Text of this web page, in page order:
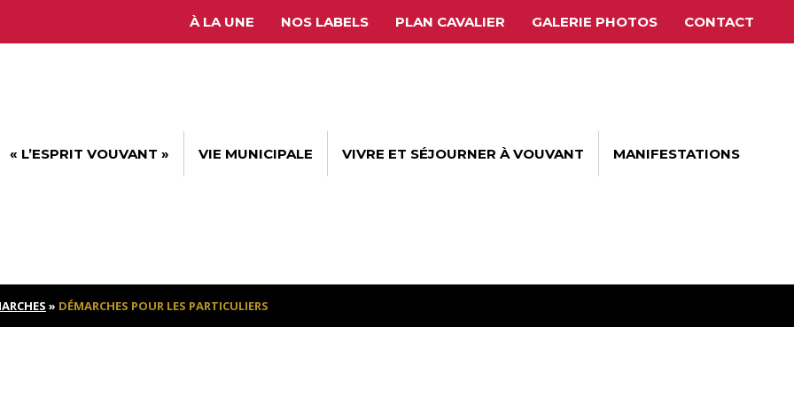
À LA UNE NOS LABELS PLAN CAVALIER GALERIE PHOTOS CONTACT
« L’ESPRIT VOUVANT » VIE MUNICIPALE VIVRE ET SÉJOURNER À VOUVANT MANIFESTATIONS
» DÉMARCHES POUR LES PARTICULIERS